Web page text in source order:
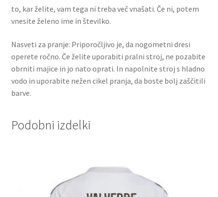
to, kar želite, vam tega ni treba več vnašati. Če ni, potem
vnesite želeno ime in številko.
Nasveti za pranje: Priporočljivo je, da nogometni dresi
operete ročno. Če želite uporabiti pralni stroj, ne pozabite
obrniti majice in jo nato oprati. In napolnite stroj s hladno
vodo in uporabite nežen cikel pranja, da boste bolj zaščitili
barve.
Podobni izdelki